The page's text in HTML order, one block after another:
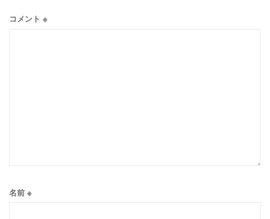
コメント ※
名前 ※